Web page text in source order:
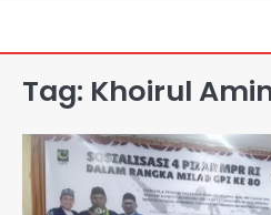
Tag: Khoirul